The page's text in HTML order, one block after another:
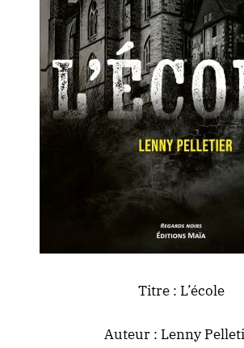
Titre : L’école
Auteur : Lenny